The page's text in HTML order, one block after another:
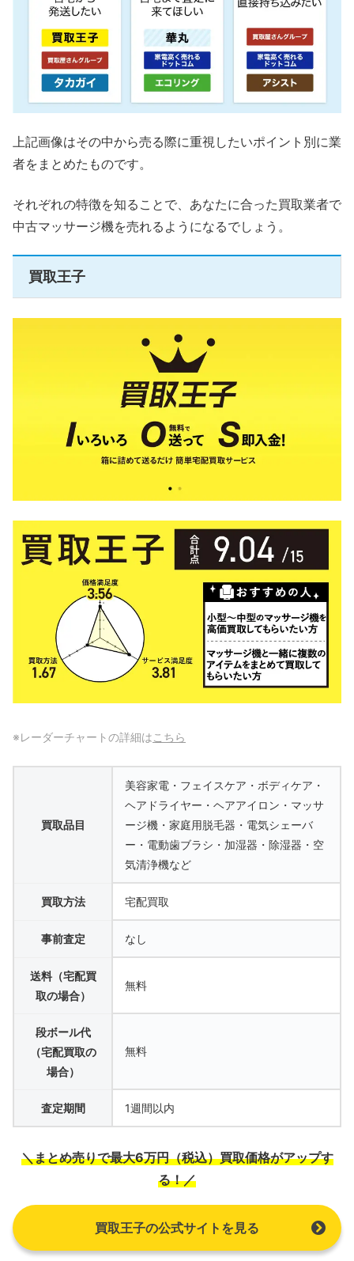
上記画像はその中から売る際に重視したいポイント別に業
者をまとめたものです。
それぞれの特徴を知ることで、あなたに合った買取業者で
中古マッサージ機を売れるようになるでしょう。
買取王子
※レーダーチャートの詳細は こちら
買取品目
美容家電・フェイスケア・ボディケア・
ヘアドライヤー・ヘアアイロン・マッサ
ージ機・家庭用脱毛器・電気シェーバ
ー・電動歯ブラシ・加湿器・除湿器・空
気清浄機など
買取方法 宅配買取
事前査定 なし
送料（宅配買
取の場合）
無料
段ボール代
（宅配買取の
場合）
無料
査定期間 1週間以内
＼まとめ売りで最大6万円（税込）買取価格がアップす
る！／
買取王子の公式サイトを見る